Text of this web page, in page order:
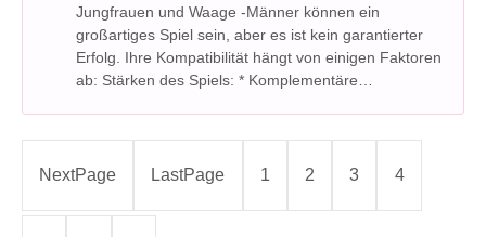
Jungfrauen und Waage -Männer können ein
großartiges Spiel sein, aber es ist kein garantierter
Erfolg. Ihre Kompatibilität hängt von einigen Faktoren
ab: Stärken des Spiels: * Komplementäre
NextPage LastPage 1 2 3 4